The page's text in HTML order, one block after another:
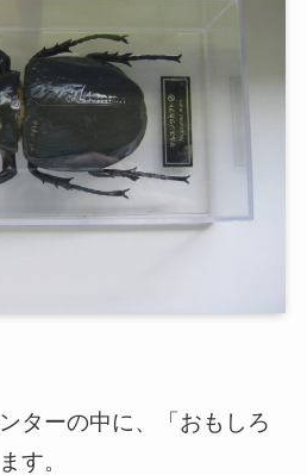
ターの中に、「おもしろ
す。